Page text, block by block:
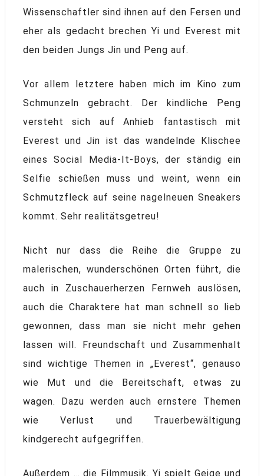
Wissenschaftler sind ihnen auf den Fersen und
eher als gedacht brechen Yi und Everest mit
den beiden Jungs Jin und Peng auf.
Vor allem letztere haben mich im Kino zum
Schmunzeln gebracht. Der kindliche Peng
versteht sich auf Anhieb fantastisch mit
Everest und Jin ist das wandelnde Klischee
eines Social Media-It-Boys, der ständig ein
Selfie schießen muss und weint, wenn ein
Schmutzfleck auf seine nagelneuen Sneakers
kommt. Sehr realitätsgetreu!
Nicht nur dass die Reihe die Gruppe zu
malerischen, wunderschönen Orten führt, die
auch in Zuschauerherzen Fernweh auslösen,
auch die Charaktere hat man schnell so lieb
gewonnen, dass man sie nicht mehr gehen
lassen will. Freundschaft und Zusammenhalt
sind wichtige Themen in „Everest“, genauso
wie Mut und die Bereitschaft, etwas zu
wagen. Dazu werden auch ernstere Themen
wie Verlust und Trauerbewältigung
kindgerecht aufgegriffen.
Außerdem … die Filmmusik. Yi spielt Geige und